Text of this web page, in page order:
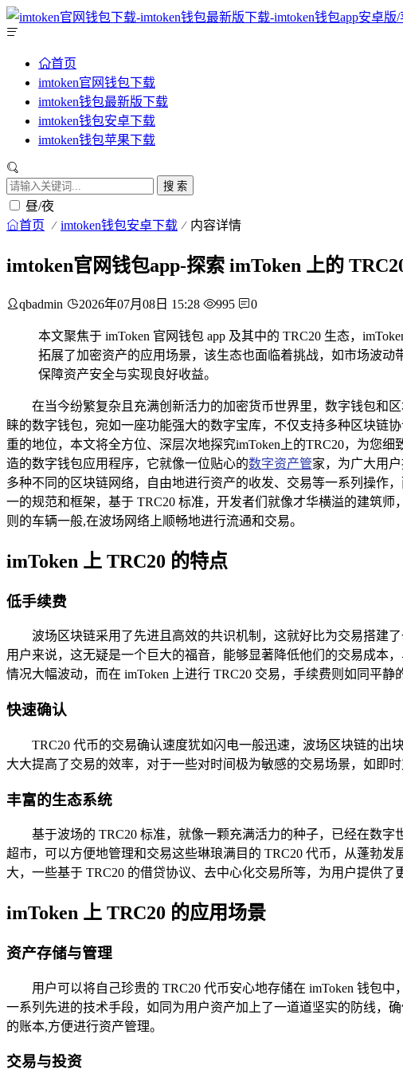
首页
imtoken官网钱包下载
imtoken钱包最新版下载
imtoken钱包安卓下载
imtoken钱包苹果下载
搜 索
昼/夜
首页 imtoken钱包安卓下载 内容详情
imtoken官网钱包app-探索 imToken 上的
qbadmin 2026年07月08日 15:28 995 0
本文聚焦于 imToken 官网钱包 app 及其中的 TRC20 生态，
拓展了加密资产的应用场景，该生态也面临着挑战，如市场波动
保障资产安全与实现良好收益。
在当今纷繁复杂且充满创新活力的加密货币世界里，数字钱包和
睐的数字钱包，宛如一座功能强大的数字宝库，不仅支持多种区块链
重的地位，本文将全方位、深层次地探究imToken上的TRC20，为您
造的数字钱包应用程序，它就像一位贴心的数字资产管家，为广大用
多种不同的区块链网络，自由地进行资产的收发、交易等一系列操作
一的规范和框架，基于 TRC20 标准，开发者们就像才华横溢的建筑
则的车辆一般,在波场网络上顺畅地进行流通和交易。
imToken 上 TRC20 的特点
低手续费
波场区块链采用了先进且高效的共识机制，这就好比为交易搭建
用户来说，这无疑是一个巨大的福音，能够显著降低他们的交易成本
情况大幅波动，而在 imToken 上进行 TRC20 交易，手续费则如同平静
快速确认
TRC20 代币的交易确认速度犹如闪电一般迅速，波场区块链的出
大大提高了交易的效率，对于一些对时间极为敏感的交易场景，如即
丰富的生态系统
基于波场的 TRC20 标准，就像一颗充满活力的种子，已经在数
超市，可以方便地管理和交易这些琳琅满目的 TRC20 代币，从蓬勃
大，一些基于 TRC20 的借贷协议、去中心化交易所等，为用户提供
imToken 上 TRC20 的应用场景
资产存储与管理
用户可以将自己珍贵的 TRC20 代币安心地存储在 imToken 钱包
一系列先进的技术手段，如同为用户资产加上了一道道坚实的防线，
的账本,方便进行资产管理。
交易与投资